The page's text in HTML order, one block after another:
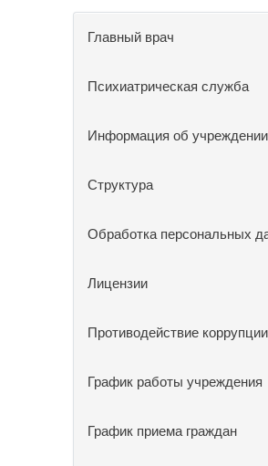
Главный врач
Психиатрическая служба
Информация об учреждении
Структура
Обработка персональных
Лицензии
Противодействие коррупции
График работы учреждения
График приема граждан